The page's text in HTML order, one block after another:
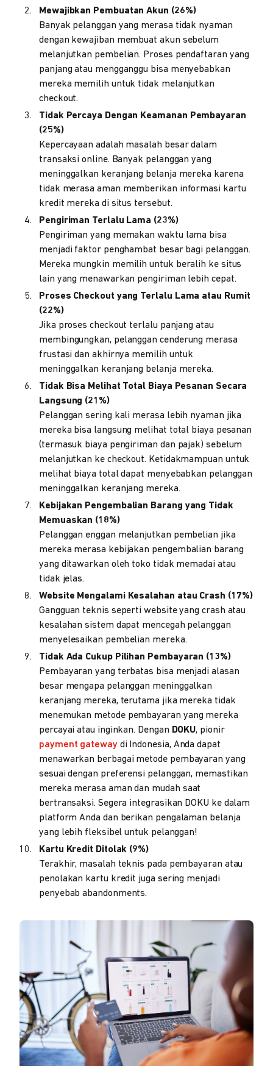
Mewajibkan Pembuatan Akun (26%)
Banyak pelanggan yang merasa tidak nyaman
dengan kewajiban membuat akun sebelum
melanjutkan pembelian. Proses pendaftaran yang
panjang atau mengganggu bisa menyebabkan
mereka memilih untuk tidak melanjutkan
checkout.
Tidak Percaya Dengan Keamanan Pembayaran
(25%)
Kepercayaan adalah masalah besar dalam
transaksi online. Banyak pelanggan yang
meninggalkan keranjang belanja mereka karena
tidak merasa aman memberikan informasi kartu
kredit mereka di situs tersebut.
Pengiriman Terlalu Lama (23%)
Pengiriman yang memakan waktu lama bisa
menjadi faktor penghambat besar bagi pelanggan.
Mereka mungkin memilih untuk beralih ke situs
lain yang menawarkan pengiriman lebih cepat.
Proses Checkout yang Terlalu Lama atau Rumit
(22%)
Jika proses checkout terlalu panjang atau
membingungkan, pelanggan cenderung merasa
frustasi dan akhirnya memilih untuk
meninggalkan keranjang belanja mereka.
Tidak Bisa Melihat Total Biaya Pesanan Secara
Langsung (21%)
Pelanggan sering kali merasa lebih nyaman jika
mereka bisa langsung melihat total biaya pesanan
(termasuk biaya pengiriman dan pajak) sebelum
melanjutkan ke checkout. Ketidakmampuan untuk
melihat biaya total dapat menyebabkan pelanggan
meninggalkan keranjang mereka.
Kebijakan Pengembalian Barang yang Tidak
Memuaskan (18%)
Pelanggan enggan melanjutkan pembelian jika
mereka merasa kebijakan pengembalian barang
yang ditawarkan oleh toko tidak memadai atau
tidak jelas.
Website Mengalami Kesalahan atau Crash (17%)
Gangguan teknis seperti website yang crash atau
kesalahan sistem dapat mencegah pelanggan
menyelesaikan pembelian mereka.
Tidak Ada Cukup Pilihan Pembayaran (13%)
Pembayaran yang terbatas bisa menjadi alasan
besar mengapa pelanggan meninggalkan
keranjang mereka, terutama jika mereka tidak
menemukan metode pembayaran yang mereka
percayai atau inginkan. Dengan DOKU, pionir
payment gateway di Indonesia, Anda dapat
menawarkan berbagai metode pembayaran yang
sesuai dengan preferensi pelanggan, memastikan
mereka merasa aman dan mudah saat
bertransaksi. Segera integrasikan DOKU ke dalam
platform Anda dan berikan pengalaman belanja
yang lebih fleksibel untuk pelanggan!
Kartu Kredit Ditolak (9%)
Terakhir, masalah teknis pada pembayaran atau
penolakan kartu kredit juga sering menjadi
penyebab abandonments.